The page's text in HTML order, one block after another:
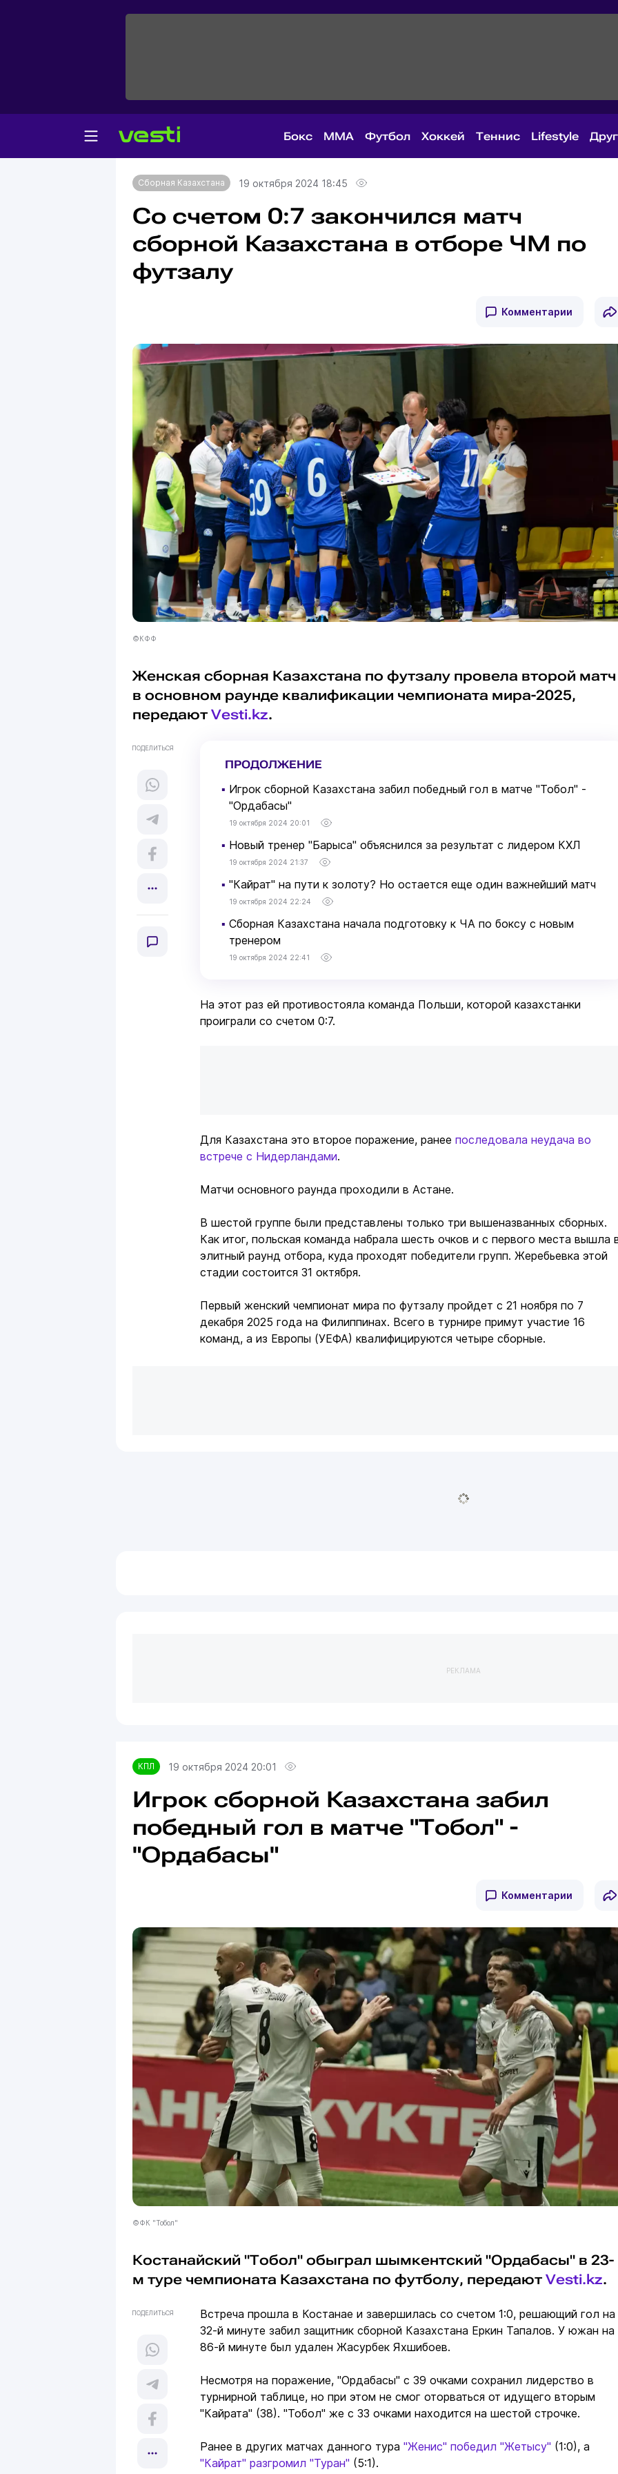
Бокс MMA Футбол Хоккей Теннис Lifestyle
Главная
Сборная Казахстана
Сборная Казахстана 19 октября 2024 18:45
Со счетом 0:7 закончился матч
сборной Казахстана в отборе ЧМ по
футзалу
Комментарии
©КФФ
Женская сборная Казахстана по футзалу провела второй матч
в основном раунде квалификации чемпионата мира-2025,
передают Vesti.kz.
ПОДЕЛИТЬСЯ
ПРОДОЛЖЕНИЕ
▪ Игрок сборной Казахстана забил победный гол в матче "Тобол" -
"Ордабасы"
19 октября 2024 20:01
▪ Новый тренер "Барыса" объяснился за результат с лидером КХЛ
19 октября 2024 21:37
▪ "Кайрат" на пути к золоту? Но остается еще один важнейший матч
19 октября 2024 22:24
▪ Сборная Казахстана начала подготовку к ЧА по боксу с новым
тренером
19 октября 2024 22:41
На этот раз ей противостояла команда Польши, которой казахстанки
проиграли со счетом 0:7.
Для Казахстана это второе поражение, ранее последовала неудача во
встрече с Нидерландами.
Матчи основного раунда проходили в Астане.
В шестой группе были представлены только три вышеназванных сборных.
Как итог, польская команда набрала шесть очков и с первого места вышла
элитный раунд отбора, куда проходят победители групп. Жеребьевка этой
стадии состоится 31 октября.
Первый женский чемпионат мира по футзалу пройдет с 21 ноября по 7
декабря 2025 года на Филиппинах. Всего в турнире примут участие 16
команд, а из Европы (УЕФА) квалифицируются четыре сборные.
РЕКЛАМА
КПЛ 19 октября 2024 20:01
Игрок сборной Казахстана забил
победный гол в матче "Тобол" -
"Ордабасы"
Комментарии
©ФК "Тобол"
Костанайский "Тобол" обыграл шымкентский "Ордабасы" в 23-
м туре чемпионата Казахстана по футболу, передают Vesti.kz.
ПОДЕЛИТЬСЯ
Встреча прошла в Костанае и завершилась со счетом 1:0, решающий гол на
32-й минуте забил защитник сборной Казахстана Еркин Тапалов. У южан на
86-й минуте был удален Жасурбек Яхшибоев.
Несмотря на поражение, "Ордабасы" с 39 очками сохранил лидерство в
турнирной таблице, но при этом не смог оторваться от идущего вторым
"Кайрата" (38). "Тобол" же с 33 очками находится на шестой строчке.
Ранее в других матчах данного тура "Женис" победил "Жетысу" (1:0), а
"Кайрат" разгромил "Туран" (5:1).